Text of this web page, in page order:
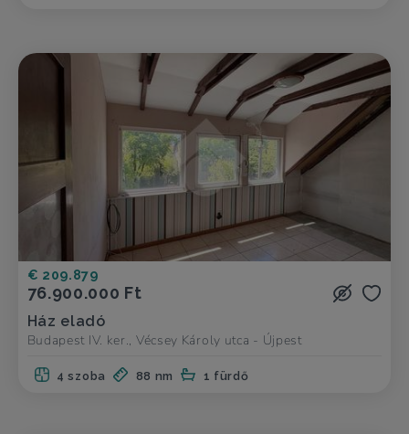
€ 209.879
76.900.000 Ft
Ház eladó
Budapest IV. ker., Vécsey Károly utca - Újpest
4 szoba 88 nm 1 fürdő